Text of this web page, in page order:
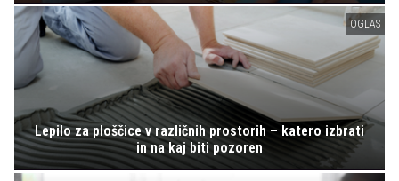
OGLAS
Lepilo za ploščice v različnih prostorih – katero izbrati
in na kaj biti pozoren